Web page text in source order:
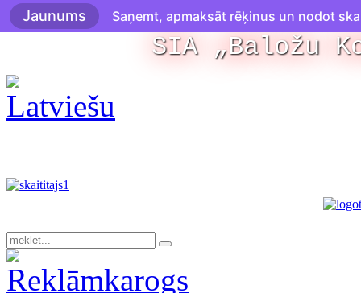
SIA „Baložu
Jaunums Saņemt, apmaksāt rēķinus un nodot